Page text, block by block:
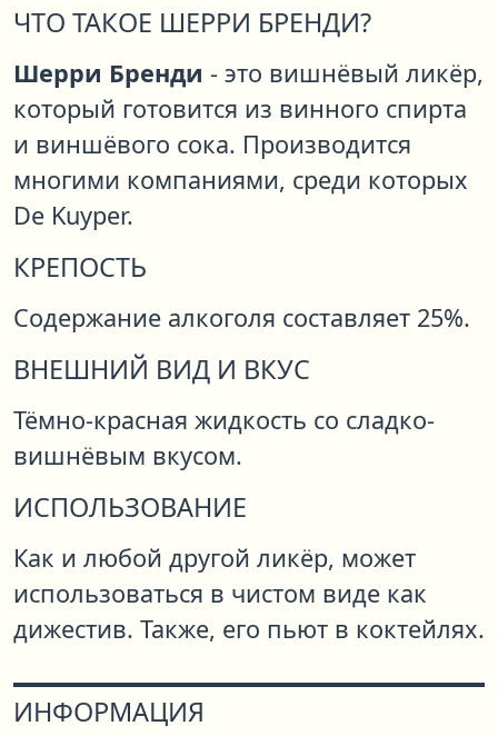
ЧТО ТАКОЕ ШЕРРИ БРЕНДИ?
Шерри Бренди - это вишнёвый ликёр,
который готовится из винного спирта
и виншёвого сока. Производится
многими компаниями, среди которых
De Kuyper.
КРЕПОСТЬ
Содержание алкоголя составляет 25%.
ВНЕШНИЙ ВИД И ВКУС
Тёмно-красная жидкость со сладко-
вишнёвым вкусом.
ИСПОЛЬЗОВАНИЕ
Как и любой другой ликёр, может
использоваться в чистом виде как
дижестив. Также, его пьют в коктейлях.
ИНФОРМАЦИЯ